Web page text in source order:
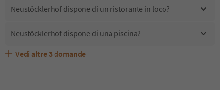
Neustöcklerhof dispone di un ristorante in loco?
Neustöcklerhof dispone di una piscina?
Neustöcklerhof accetta animali domestici?
Quali servizi/attività sono disponibili presso
Gli ospiti di Neustöcklerhof ricevono l'Alto Adige Guest
Vedi altre 3 domande